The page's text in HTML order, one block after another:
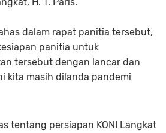
dalam rapat panitia tersebut,
panitia untuk
tersebut dengan lancar dan
kita masih dilanda pandemi
tentang persiapan KONI Langkat